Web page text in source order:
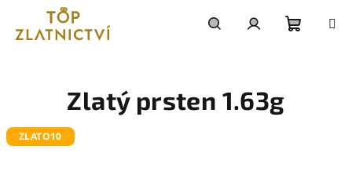
obsah
Zlatý prsten 1.63g
ZLATO10